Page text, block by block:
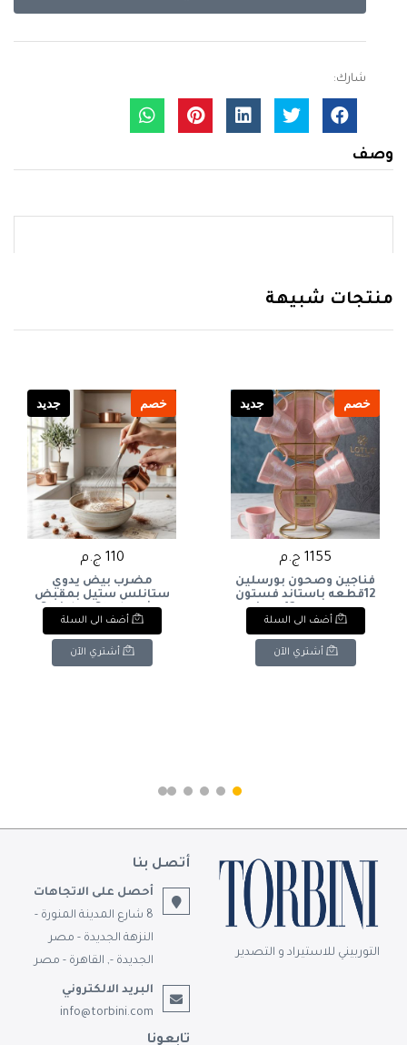
شارك:
وصف
منتجات شبيهة
خصم جديد
1155 ج.م
فناجين وصحون بورسلين
12قطعه باستاند فستون
الوان لاستر 12-piece
porcelain cup and saucer
set with stand, various
colors available.
أضف الى السلة
أشتري الآن
خصم جديد
110 ج.م
مضرب بيض يدوي
ستانلس ستيل بمقبض
خشبي.Stainless Steel
Wire Whisk with Wooden
Handle.
أضف الى السلة
أشتري الآن
التوربيني للاستيراد و التصدير
أتصل بنا
أحصل على الاتجاهات
8 شارع المدينة المنورة -
النزهة الجديدة - مصر
الجديدة -, القاهرة - مصر
البريد الالكتروني
info@torbini.com
تابعونا